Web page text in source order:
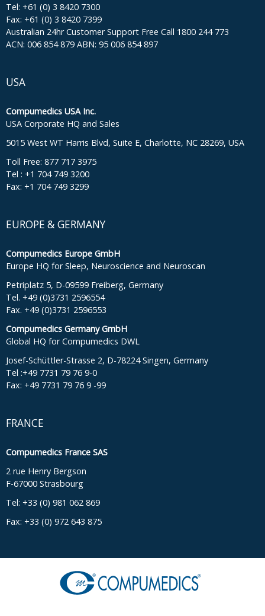
Tel: +61 (0) 3 8420 7300
Fax: +61 (0) 3 8420 7399
Australian 24hr Customer Support Free Call 1800 244 773
ACN: 006 854 879 ABN: 95 006 854 897
USA
Compumedics USA Inc.
USA Corporate HQ and Sales
5015 West WT Harris Blvd, Suite E, Charlotte, NC 28269, USA
Toll Free: 877 717 3975
Tel : +1 704 749 3200
Fax: +1 704 749 3299
EUROPE & GERMANY
Compumedics Europe GmbH
Europe HQ for Sleep, Neuroscience and Neuroscan
Petriplatz 5, D-09599 Freiberg, Germany
Tel. +49 (0)3731 2596554
Fax. +49 (0)3731 2596553
Compumedics Germany GmbH
Global HQ for Compumedics DWL
Josef-Schüttler-Strasse 2, D-78224 Singen, Germany
Tel :+49 7731 79 76 9-0
Fax: +49 7731 79 76 9 -99
FRANCE
Compumedics France SAS
2 rue Henry Bergson
F-67000 Strasbourg
Tel: +33 (0) 981 062 869
Fax: +33 (0) 972 643 875